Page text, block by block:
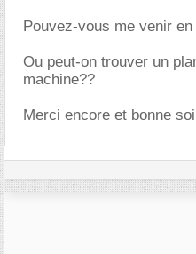
Pouvez-vous me venir en
Ou peut-on trouver un
machine??
Merci encore et bonne